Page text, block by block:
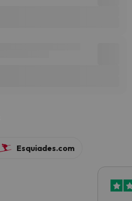
Esquiades.com